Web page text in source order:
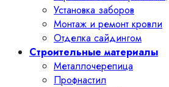
Установка заборов
Монтаж и ремонт кровли
Отделка сайдингом
Строительные материалы
Металлочерепица
Профнастил